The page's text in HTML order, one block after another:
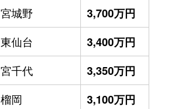
宮城野
3,700万円
東仙台
3,400万円
宮千代
3,350万円
榴岡
3,100万円